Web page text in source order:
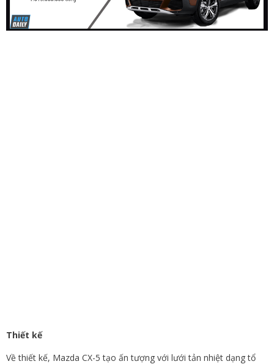
Thiết kế
Về thiết kế, Mazda CX-5 tạo ấn tượng với lưới tản nhiệt dạng tổ